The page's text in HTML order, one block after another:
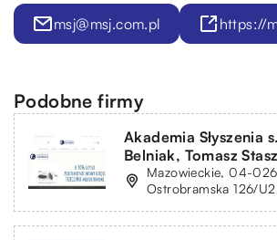
msj@msj.com.pl https://
Podobne firmy
Akademia Słyszenia
Belniak, Tomasz
Mazowieckie, 04-
Ostrobramska 126/U2